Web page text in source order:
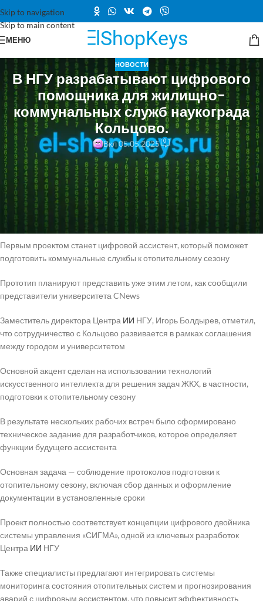
Skip to navigation
Skip to main content
МЕНЮ
НОВОСТИ
В НГУ разрабатывают цифрового
помощника для жилищно-
коммунальных служб наукограда
Кольцово.
Вкл 05.05.2025 0
В Новосибирском государственном университете активно работают
над созданием цифрового помощника для управления
коммунальными службами наукограда Кольцово
Команда Центра искусственного интеллекта НГУ разрабатывает
цифровую копию систем управления инфраструктурой города
Первым проектом станет цифровой ассистент, который поможет
подготовить коммунальные службы к отопительному сезону
Прототип планируют представить уже этим летом, как сообщили
представители университета CNews
Заместитель директора Центра ИИ НГУ, Игорь Болдырев, отметил,
что сотрудничество с Кольцово развивается в рамках соглашения
между городом и университетом
Основной акцент сделан на использовании технологий
искусственного интеллекта для решения задач ЖКХ, в частности,
подготовки к отопительному сезону
В результате нескольких рабочих встреч было сформировано
техническое задание для разработчиков, которое определяет
функции будущего ассистента
Основная задача — соблюдение протоколов подготовки к
отопительному сезону, включая сбор данных и оформление
документации в установленные сроки
Проект полностью соответствует концепции цифрового двойника
системы управления «СИГМА», одной из ключевых разработок
Центра ИИ НГУ
Также специалисты предлагают интегрировать системы
мониторинга состояния отопительных систем и прогнозирования
аварий с цифровым ассистентом, что повысит эффективность